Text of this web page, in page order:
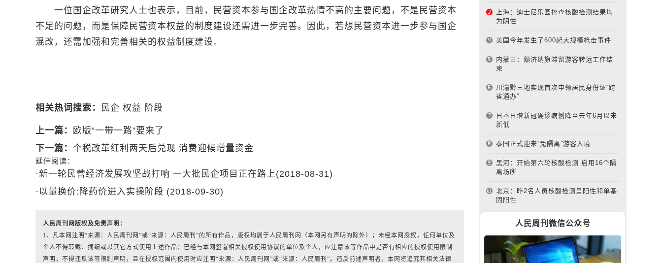
一位国企改革研究人士也表示，目前，民营资本参与国企改革热情不高的主要问题，不是民营资本
不足的问题，而是保障民营资本权益的制度建设还需进一步完善。因此，若想民营资本进一步参与国企
混改，还需加强和完善相关的权益制度建设。
相关热词搜索： 民企 权益 阶段
上一篇： 欧版“一带一路”要来了
下一篇： 个税改革红利两天后兑现 消费迎候增量资金
延伸阅读：
·新一轮民营经济发展攻坚战打响 一大批民企项目正在路上(2018-08-31)
· 以量换价:降药价进入实操阶段 (2018-09-30)
人民周刊网版权及免责声明：
1、凡本网注明“来源：人民周刊网”或“来源：人民周刊”的所有作品，版权均属于人民周刊网（本网另有声明的除外）；未经本网授权，任何单位及
个人不得转载、摘编或以其它方式使用上述作品；已经与本网签署相关授权使用协议的单位及个人，应注意该等作品中是否有相应的授权使用限制
声明，不得违反该等限制声明，且在授权范围内使用时应注明“来源：人民周刊网”或“来源：人民周刊”。违反前述声明者，本网将追究其相关法律
上海：迪士尼乐园排查核酸检测结果均
为阴性
美国今年发生了600起大规模枪击事件
内蒙古：额济纳旗滞留游客转运工作结
束
川渝黔三地实现首次申领居民身份证“跨
省通办”
日本日增新冠确诊病例降至去年6月以来
新低
泰国正式迎来“免隔离”游客入境
黑河：开始第六轮核酸检测 启用16个隔
离场所
北京：昨2名人员核酸检测呈阳性和单基
因阳性
人民周刊微信公众号